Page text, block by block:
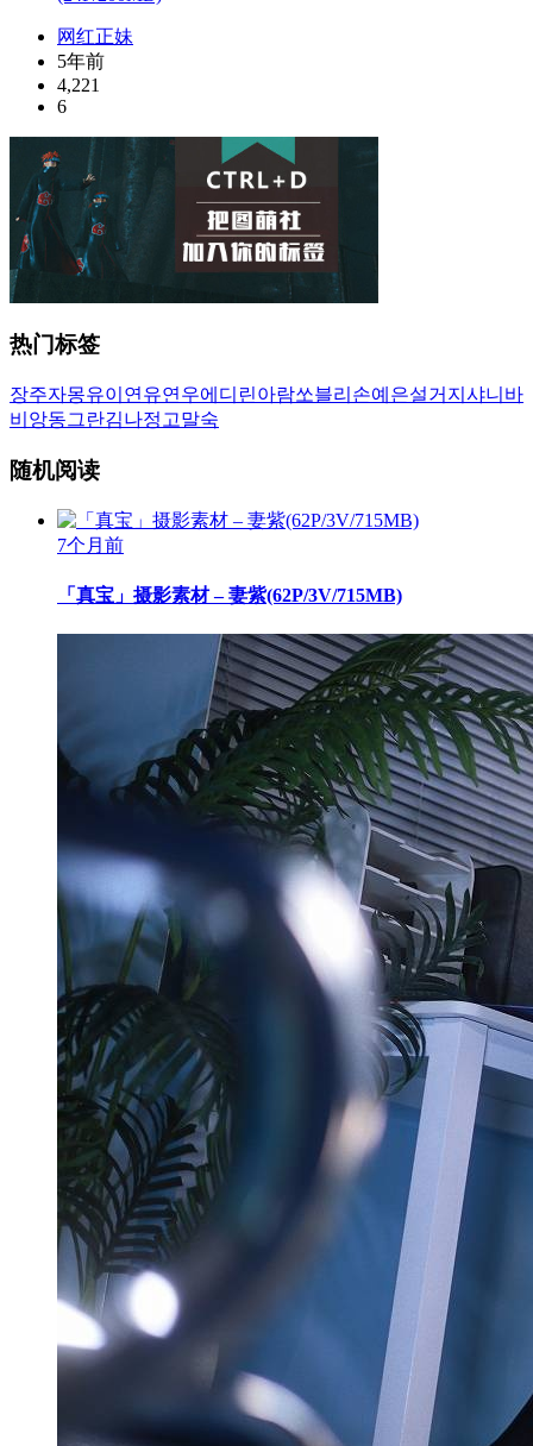
网红正妹
5年前
4,221
6
热门标签
장주자몽유이 연유연우에디린아람쏘블리 손예은설거지 샤니 바
비앙동그란김나정 고말숙
随机阅读
7个月前
「真宝」摄影素材 – 妻紫(62P/3V/715MB)